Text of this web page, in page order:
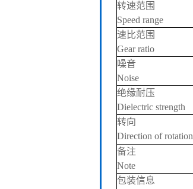
转速范围
Speed range
速比范围
Gear ratio
噪音
Noise
绝缘耐压
Dielectric strength
转向
Direction of rotation
备注
Note
包装信息